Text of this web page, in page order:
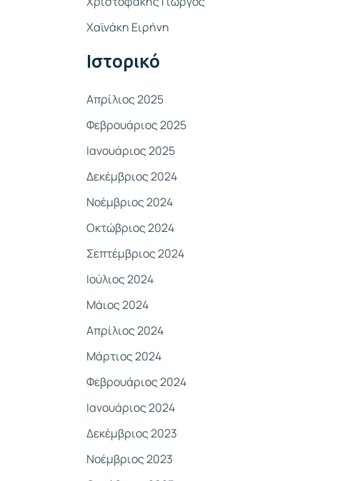
σ
η
α
:
Χαϊνάκη Ειρήνη
Ιστορικό
Απρίλιος 2025
Φεβρουάριος 2025
Ιανουάριος 2025
Δεκέμβριος 2024
Νοέμβριος 2024
Οκτώβριος 2024
Σεπτέμβριος 2024
Ιούλιος 2024
Μάιος 2024
Απρίλιος 2024
Μάρτιος 2024
Φεβρουάριος 2024
Ιανουάριος 2024
Δεκέμβριος 2023
Νοέμβριος 2023